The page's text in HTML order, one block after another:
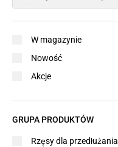
W magazynie
Nowość
Akcje
GRUPA PRODUKTÓW
Rzęsy dla przedłużania